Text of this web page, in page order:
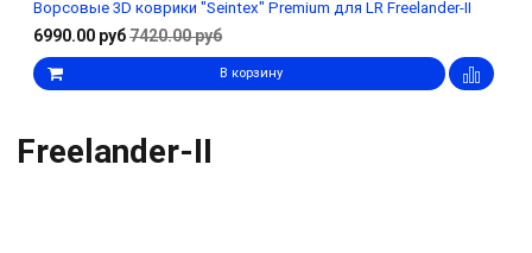
Ворсовые 3D коврики "Seintex" Premium для LR Freelander-II
6990.00 руб7420.00 руб
В корзину
Freelander-II